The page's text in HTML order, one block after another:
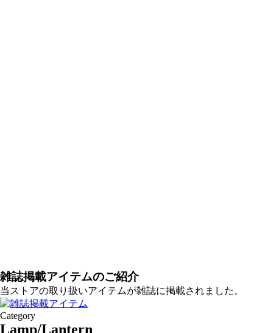
雑誌掲載アイテムのご紹介
当ストアの取り扱いアイテムが雑誌に掲載されました。
Category
Lamp/Lantern